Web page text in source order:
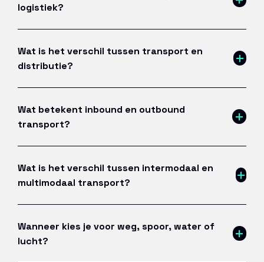
logistiek?
Wat is het verschil tussen transport en
distributie?
Wat betekent inbound en outbound
transport?
Wat is het verschil tussen intermodaal en
multimodaal transport?
Wanneer kies je voor weg, spoor, water of
lucht?